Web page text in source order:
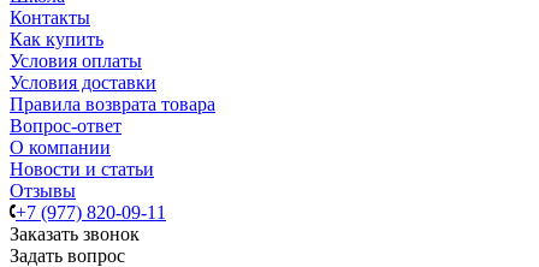
Контакты
Как купить
Условия оплаты
Условия доставки
Правила возврата товара
Вопрос-ответ
О компании
Новости и статьи
Отзывы
+7 (977) 820-09-11
Заказать звонок
Задать вопрос